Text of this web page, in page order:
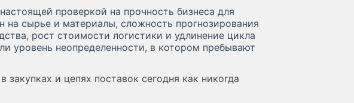
проверкой на прочность бизнеса для
на сырье и материалы, сложность прогнозирования
рост стоимости логистики и удлинение цикла
уровень неопределенности, в котором пребывают
и цепях поставок сегодня как никогда